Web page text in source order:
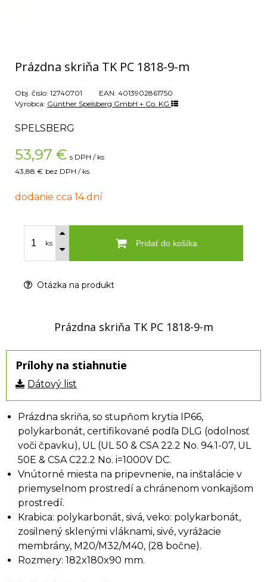
Prázdna skriňa TK PC 1818-9-m
Obj. čislo: 12740701 EAN: 4013902861750
Výrobca: Günther Spelsberg GmbH + Co. KG
SPELSBERG
53,97 € s DPH / ks
43,88 € bez DPH / ks
dodanie cca 14 dní
ks Pridať do košíka
Otázka na produkt
Prázdna skriňa TK PC 1818-9-m
Prílohy na stiahnutie
Dátový list
Prázdna skriňa, so stupňom krytia IP66,
polykarbonát, certifikované podľa DLG (odolnosť
voči čpavku), UL (UL 50 & CSA 22.2 No. 94.1-07, UL
50E & CSA C22.2 No. i=1000V DC.
Vnútorné miesta na pripevnenie, na inštalácie v
priemyselnom prostredí a chránenom vonkajšom
prostredí.
Krabica: polykarbonát, sivá, veko: polykarbonát,
zosilnený sklenými vláknami, sivé, vyrážacie
membrány, M20/M32/M40, (28 bočne).
Rozmery: 182x180x90 mm.